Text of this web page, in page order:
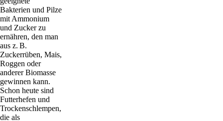
Bakterien und Pilze
mit Ammonium
und Zucker zu
ernähren, den man
aus z. B.
Zuckerrüben, Mais,
Roggen oder
anderer Biomasse
gewinnen kann.
Schon heute sind
Futterhefen und
Trockenschlempen,
die als